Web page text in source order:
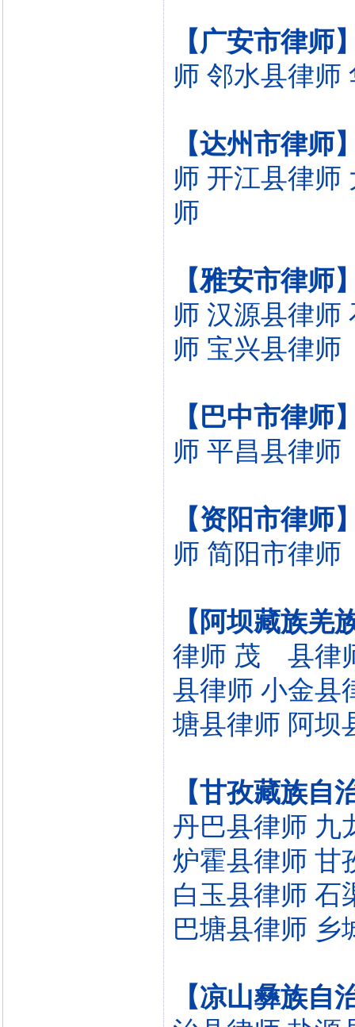
【广安市律师
师 邻水县律师
【达州市律师
师 开江县律师
师
【雅安市律师
师 汉源县律师
师 宝兴县律师
【巴中市律师
师 平昌县律师
【资阳市律师
师 简阳市律师
【阿坝藏族羌
律师 茂 县律
县律师 小金县
塘县律师 阿坝
【甘孜藏族自
丹巴县律师 九
炉霍县律师 甘
白玉县律师 石
巴塘县律师 乡
【凉山彝族自